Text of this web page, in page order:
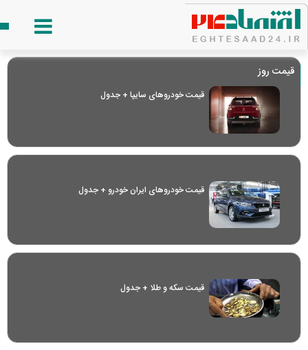
قیمت روز
قیمت خودرو‌های سایپا + جدول
قیمت خودرو‌های ایران خودرو + جدول
قیمت سکه و طلا + جدول